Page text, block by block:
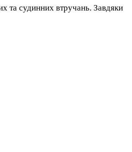
та судинних втручань. Завдяки